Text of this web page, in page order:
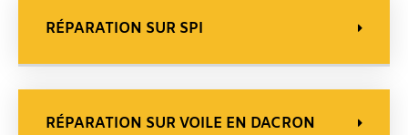
RÉPARATION SUR SPI
RÉPARATION SUR VOILE EN DACRON